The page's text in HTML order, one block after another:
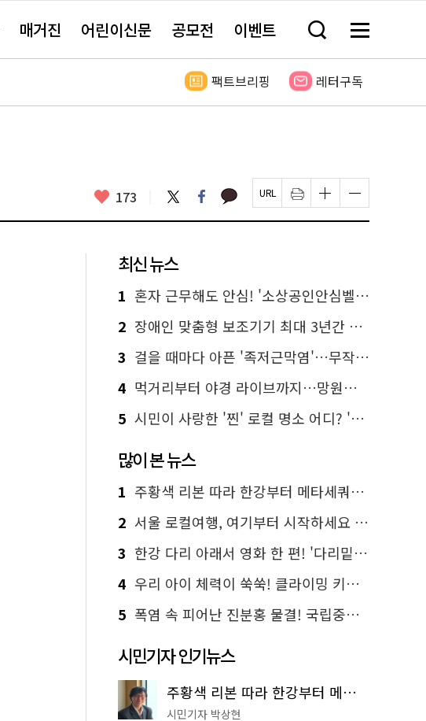
매거진 어린이신문 공모전 이벤트 검
창
기
메
전
보
팩트브리핑 레터구독
좋
요
173 트
위
터
페
이
스
카
카 페
이
지
인
쇄
하
글
자
크
하
기
글
자
크
하
기
최신 뉴스
1 혼자 근무해도 안심! '소상공인안심벨' 신청하세요
2 장애인 맞춤형 보조기기 최대 3년간 무상 대여…삶의 질 높인다
3 걸을 때마다 아픈 '족저근막염'…무작정 참지 말고 '이것' 해보세요!
4 먹거리부터 야경 라이브까지…망원한강공원 알짜 코스
5 시민이 사랑한 '찐' 로컬 명소 어디? '서울에디션25' 추천 코스
많이 본 뉴스
1 주황색 리본 따라 한강부터 메타세쿼이아 숲길까지…서울둘레길 15코스
2 서울 로컬여행, 여기부터 시작하세요 '서울에디션25'
3 한강 다리 아래서 영화 한 편! '다리밑 영화관' 무료 상영
4 우리 아이 체력이 쑥쑥! 클라이밍 키즈카페·어린이 체력장
5 폭염 속 피어난 진분홍 물결! 국립중앙박물관 배롱나무 명소
시민기자 인기뉴스
주황색 리본 따라 한강부터 메타세쿼이아 숲길까지…서울둘레길 15코스
시민기자 박상현